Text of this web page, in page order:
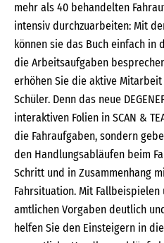
mehr als 40 behandelten
intensiv durchzuarbeiten: Mit
können sie das Buch einfach in
die Arbeitsaufgaben
erhöhen Sie die aktive
Schüler. Denn das neue
interaktiven Folien in SCAN &
die Fahraufgaben, sondern
den Handlungsabläufen beim
Schritt und in Zusammenhang
Fahrsituation. Mit
amtlichen Vorgaben deutlich
helfen Sie den Einsteigern in